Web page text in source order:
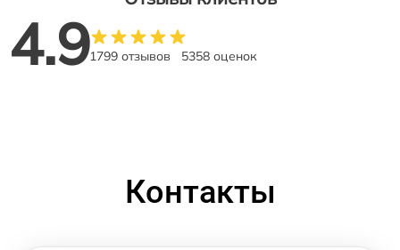
4.91799 отзывов 5358 оценок
Контакты